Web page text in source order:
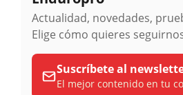
Actualidad, novedades,
Elige cómo quieres
Suscríbete al
El mejor contenido en tu